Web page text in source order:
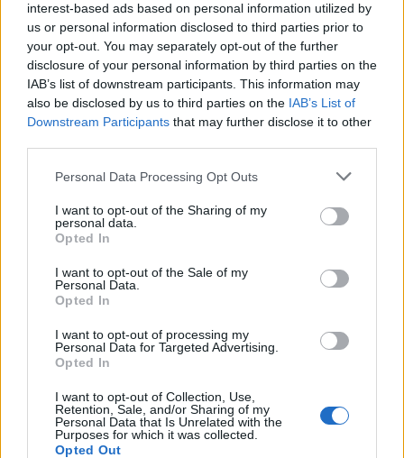
interest-based ads based on personal information utilized by
us or personal information disclosed to third parties prior to
your opt-out. You may separately opt-out of the further
disclosure of your personal information by third parties on the
IAB’s list of downstream participants. This information may
also be disclosed by us to third parties on the IAB’s List of
Downstream Participants that may further disclose it to other
Personal Data Processing Opt Outs
I want to opt-out of the Sharing of my
personal data.
Opted In
I want to opt-out of the Sale of my
Personal Data.
Opted In
I want to opt-out of processing my
Personal Data for Targeted Advertising.
Opted In
I want to opt-out of Collection, Use,
Retention, Sale, and/or Sharing of my
Personal Data that Is Unrelated with the
Purposes for which it was collected.
Opted Out
ΘΡΑΚΙΚΗ ΑΓΟΡΑ : 06 ΑΥΓΟΥΣΤΟΥ 2026